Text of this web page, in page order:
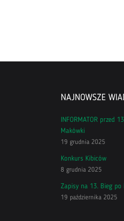
NAJNOWSZE
INFORMATOR przed
Makówki
19 grudnia 2025
Konkurs Kibiców
8 grudnia 2025
Zapisy na 13. Bieg po
19 października 2025